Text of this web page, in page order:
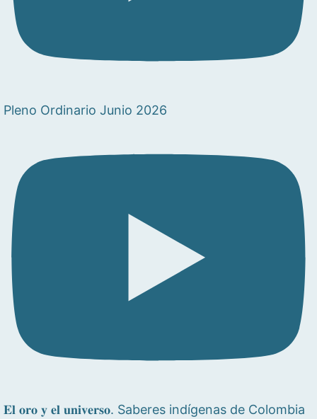
Pleno Ordinario Junio 2026
𝐄𝐥 𝐨𝐫𝐨 𝐲 𝐞𝐥 𝐮𝐧𝐢𝐯𝐞𝐫𝐬𝐨. Saberes indígenas de Colombia